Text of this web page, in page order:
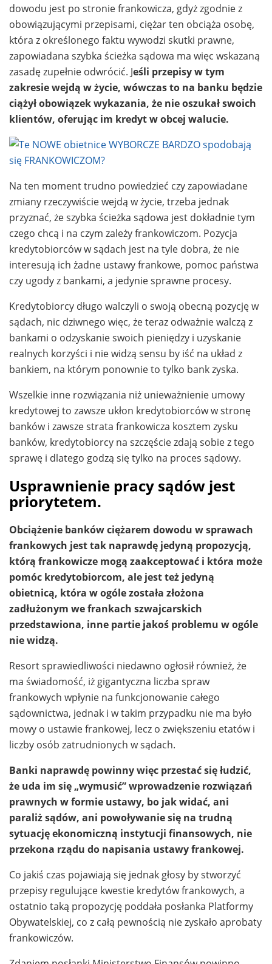
dowodu jest po stronie frankowicza, gdyż zgodnie z
obowiązującymi przepisami, ciężar ten obciąża osobę,
która z określonego faktu wywodzi skutki prawne,
zapowiadana szybka ścieżka sądowa ma więc wskazaną
zasadę zupełnie odwrócić. Jeśli przepisy w tym
zakresie wejdą w życie, wówczas to na banku będzie
ciążył obowiązek wykazania, że nie oszukał swoich
klientów, oferując im kredyt w obcej walucie.
Na ten moment trudno powiedzieć czy zapowiadane
zmiany rzeczywiście wejdą w życie, trzeba jednak
przyznać, że szybka ścieżka sądowa jest dokładnie tym
czego chcą i na czym zależy frankowiczom. Pozycja
kredytobiorców w sądach jest na tyle dobra, że nie
interesują ich żadne ustawy frankowe, pomoc państwa
czy ugody z bankami, a jedynie sprawne procesy.
Kredytobiorcy długo walczyli o swoją obecną pozycję w
sądach, nic dziwnego więc, że teraz odważnie walczą z
bankami o odzyskanie swoich pieniędzy i uzyskanie
realnych korzyści i nie widzą sensu by iść na układ z
bankiem, na którym ponownie to tylko bank zyska.
Wszelkie inne rozwiązania niż unieważnienie umowy
kredytowej to zawsze ukłon kredytobiorców w stronę
banków i zawsze strata frankowicza kosztem zysku
banków, kredytobiorcy na szczęście zdają sobie z tego
sprawę i dlatego godzą się tylko na proces sądowy.
Usprawnienie pracy sądów jest
priorytetem.
Obciążenie banków ciężarem dowodu w sprawach
frankowych jest tak naprawdę jedyną propozycją,
którą frankowicze mogą zaakceptować i która może
pomóc kredytobiorcom, ale jest też jedyną
obietnicą, która w ogóle została złożona
zadłużonym we frankach szwajcarskich
przedstawiona, inne partie jakoś problemu w ogóle
nie widzą.
Resort sprawiedliwości niedawno ogłosił również, że
ma świadomość, iż gigantyczna liczba spraw
frankowych wpłynie na funkcjonowanie całego
sądownictwa, jednak i w takim przypadku nie ma było
mowy o ustawie frankowej, lecz o zwiększeniu etatów i
liczby osób zatrudnionych w sądach.
Banki naprawdę powinny więc przestać się łudzić,
że uda im się „wymusić” wprowadzenie rozwiązań
prawnych w formie ustawy, bo jak widać, ani
paraliż sądów, ani powoływanie się na trudną
sytuację ekonomiczną instytucji finansowych, nie
przekona rządu do napisania ustawy frankowej.
Co jakiś czas pojawiają się jednak głosy by stworzyć
przepisy regulujące kwestie kredytów frankowych, a
ostatnio taką propozycję poddała posłanka Platformy
Obywatelskiej, co z całą pewnością nie zyskało aprobaty
frankowiczów.